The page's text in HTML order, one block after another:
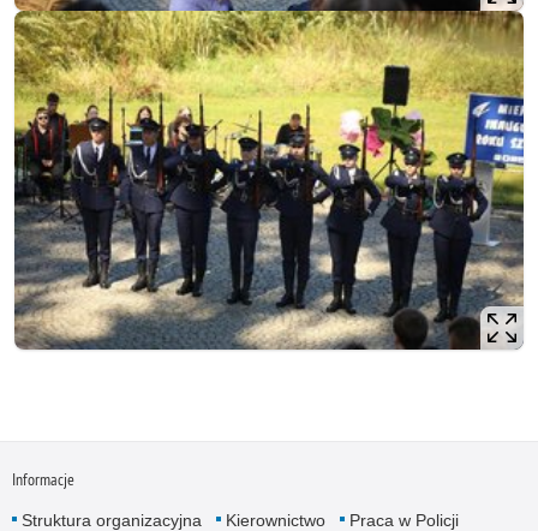
Informacje
Struktura organizacyjna Kierownictwo
Praca w Policji